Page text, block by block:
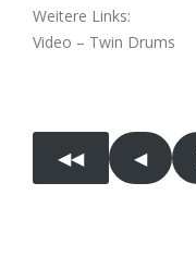
Weitere Links:
Video – Twin Drums
◀︎◀︎ ◀︎